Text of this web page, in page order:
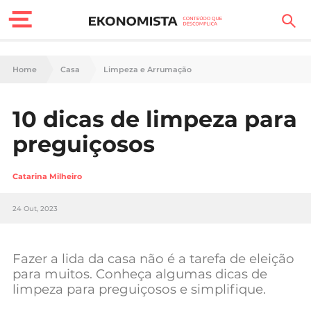
Finanças Pessoais
Carreira
Casa
Tecnologia
Negócios
Home Casa Limpeza e Arrumação
10 dicas de limpeza para
preguiçosos
Catarina Milheiro
24 Out, 2023
Fazer a lida da casa não é a tarefa de eleição
para muitos. Conheça algumas dicas de
limpeza para preguiçosos e simplifique.